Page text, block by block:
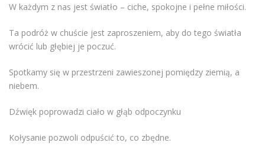
W każdym z nas jest światło – ciche, spokojne i pełne miłości.
Ta podróż w chuście jest zaproszeniem, aby do tego światła
wrócić lub głębiej je poczuć.
Spotkamy się w przestrzeni zawieszonej pomiędzy ziemią, a
niebem.
Dźwięk poprowadzi ciało w głąb odpoczynku
Kołysanie pozwoli odpuścić to, co zbędne.